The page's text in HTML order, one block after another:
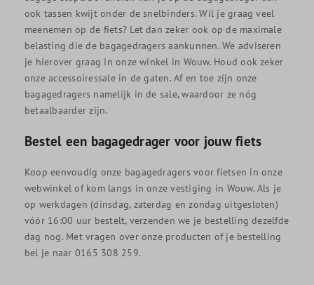
ook tassen kwijt onder de snelbinders. Wil je graag veel
meenemen op de fiets? Let dan zeker ook op de maximale
belasting die de bagagedragers aankunnen. We adviseren
je hierover graag in onze winkel in Wouw. Houd ook zeker
onze accessoiressale in de gaten. Af en toe zijn onze
bagagedragers namelijk in de sale, waardoor ze nóg
betaalbaarder zijn.
Bestel een bagagedrager voor jouw fiets
Koop eenvoudig onze bagagedragers voor fietsen in onze
webwinkel of kom langs in onze vestiging in Wouw. Als je
op werkdagen (dinsdag, zaterdag en zondag uitgesloten)
vóór 16:00 uur bestelt, verzenden we je bestelling dezelfde
dag nog. Met vragen over onze producten of je bestelling
bel je naar 0165 308 259.